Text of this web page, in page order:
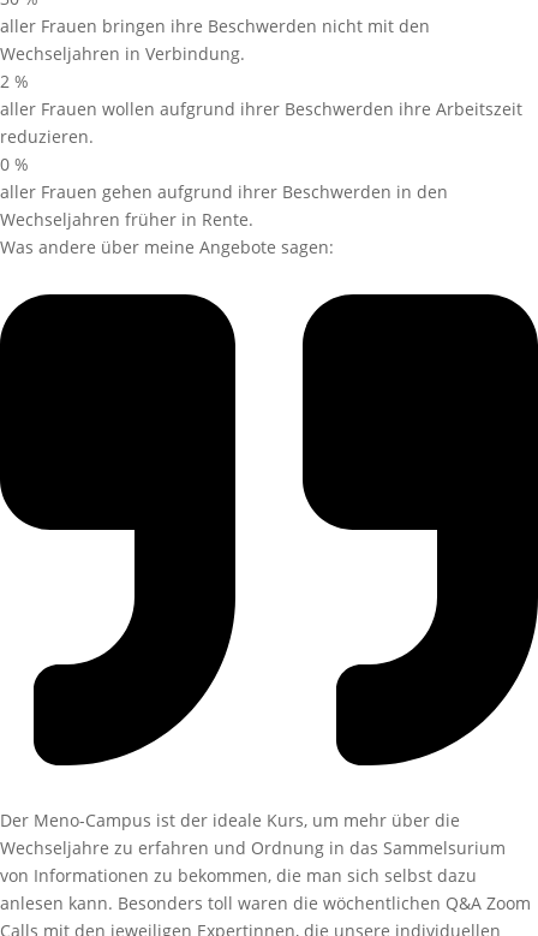
aller Frauen bringen ihre Beschwerden nicht mit den
Wechseljahren in Verbindung.
2 %
aller Frauen wollen aufgrund ihrer Beschwerden ihre Arbeitszeit
reduzieren.
0 %
aller Frauen gehen aufgrund ihrer Beschwerden in den
Wechseljahren früher in Rente.
Was andere über meine Angebote sagen:
Der Meno-Campus ist der ideale Kurs, um mehr über die
Wechseljahre zu erfahren und Ordnung in das Sammelsurium
von Informationen zu bekommen, die man sich selbst dazu
anlesen kann. Besonders toll waren die wöchentlichen Q&A Zoom
Calls mit den jeweiligen Expertinnen, die unsere individuellen